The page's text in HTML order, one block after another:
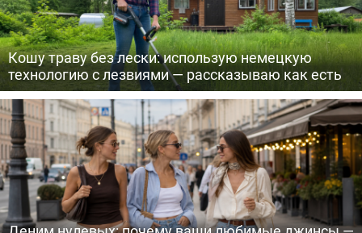
Кошу траву без лески: использую немецкую
технологию с лезвиями — рассказываю как есть